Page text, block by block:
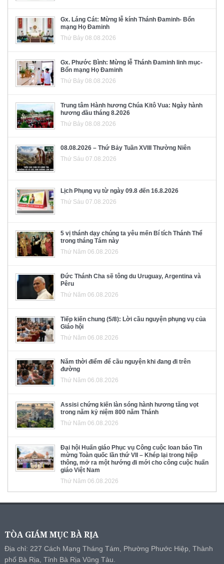
Gx. Láng Cát: Mừng lễ kính Thánh Đaminh- Bổn
mạng Họ Đaminh
Thứ Bảy 08.08.2026
Gx. Phước Bình: Mừng lễ Thánh Đaminh linh mục-
Bổn mạng Họ Đaminh
Thứ Bảy 08.08.2026
Trung tâm Hành hương Chúa Kitô Vua: Ngày hành
hương đầu tháng 8.2026
Thứ Bảy 08.08.2026
08.08.2026 – Thứ Bảy Tuần XVIII Thường Niên
Thứ Sáu 07.08.2026
Lịch Phụng vụ từ ngày 09.8 đến 16.8.2026
Thứ Sáu 07.08.2026
5 vị thánh dạy chúng ta yêu mến Bí tích Thánh Thể
trong tháng Tám này
Thứ Năm 06.08.2026
Đức Thánh Cha sẽ tông du Uruguay, Argentina và
Pêru
Thứ Năm 06.08.2026
Tiếp kiến chung (5/8): Lời cầu nguyện phụng vụ của
Giáo hội
Thứ Năm 06.08.2026
Năm thời điểm để cầu nguyện khi đang đi trên
đường
Thứ Năm 06.08.2026
Assisi chứng kiến làn sóng hành hương tăng vọt
trong năm kỷ niệm 800 năm Thánh
Thứ Năm 06.08.2026
Đại hội Huấn giáo Phục vụ Công cuộc loan báo Tin
mừng Toàn quốc lần thứ VII – Khép lại trong hiệp
thông, mở ra một hướng đi mới cho công cuộc huấn
giáo Việt Nam
Thứ Năm 06.08.2026
TÒA GIÁM MỤC BÀ RỊA
Địa chỉ: 227 Cách Mạng Tháng Tám, Phường Phước Hiệp, Thành
phố Bà Rịa, Tỉnh Bà Rịa Vũng Tàu.